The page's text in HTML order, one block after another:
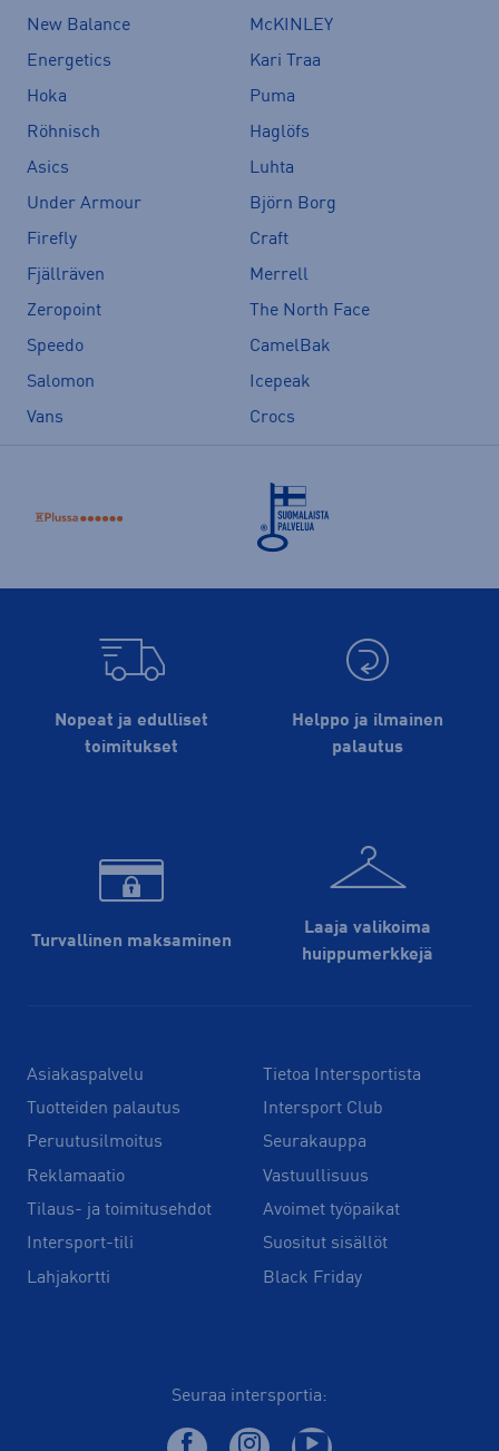
New Balance
McKINLEY
Energetics
Kari Traa
Hoka
Puma
Röhnisch
Haglöfs
Asics
Luhta
Under Armour
Björn Borg
Firefly
Craft
Fjällräven
Merrell
Zeropoint
The North Face
Speedo
CamelBak
Salomon
Icepeak
Vans
Crocs
Nopeat ja edulliset
toimitukset
Helppo ja ilmainen
palautus
Turvallinen maksaminen
Laaja valikoima
huippu­merkkejä
Asiakaspalvelu
Tuotteiden palautus
Peruutusilmoitus
Reklamaatio
Tilaus- ja toimitusehdot
Intersport-tili
Lahjakortti
Tietoa Intersportista
Intersport Club
Seurakauppa
Vastuullisuus
Avoimet työpaikat
Suositut sisällöt
Black Friday
Seuraa intersportia: